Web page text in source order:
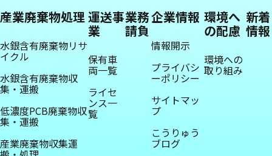
産業廃棄物処理
水銀含有廃棄物リサ
イクル
水銀含有廃棄物収
集・運搬
低濃度PCB廃棄物収
集・運搬
産業廃棄物収集運
運送事
業
保有車
両一覧
ライセ
ンス一
覧
業務
請負
企業情報
情報開示
プライバシ
ーポリシー
サイトマッ
プ
こうりゅう
ブログ
環境へ
の配慮
環境への
取り組み
新着
情報